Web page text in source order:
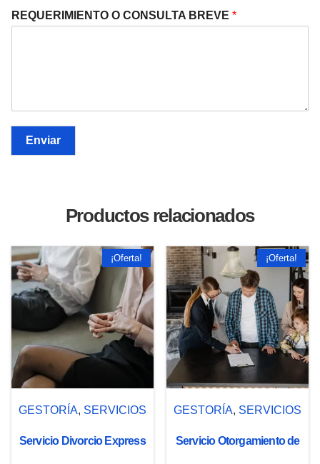
REQUERIMIENTO O CONSULTA BREVE *
Enviar
Productos relacionados
¡Oferta!
GESTORÍA, SERVICIOS
Servicio Divorcio Express
¡Oferta!
GESTORÍA, SERVICIOS
Servicio Otorgamiento de